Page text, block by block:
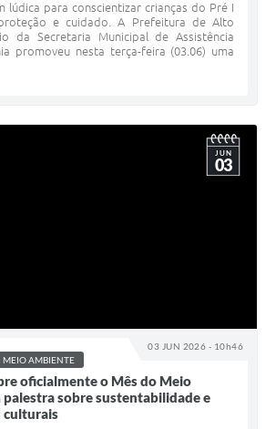
lúdica para conscientizar crianças do Pré I
e cuidado. A Prefeitura de Alto
da Secretaria Municipal de Assistência
promoveu nesta terça-feira (03.06) uma
03 JUN 2026 - 10h46
JUN
03
MEIO AMBIENTE
oficialmente o Mês do Meio
sobre sustentabilidade e
culturais